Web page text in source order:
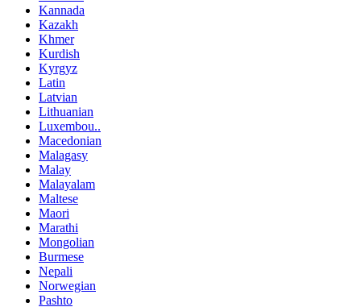
Kannada
Kazakh
Khmer
Kurdish
Kyrgyz
Latin
Latvian
Lithuanian
Luxembou..
Macedonian
Malagasy
Malay
Malayalam
Maltese
Maori
Marathi
Mongolian
Burmese
Nepali
Norwegian
Pashto